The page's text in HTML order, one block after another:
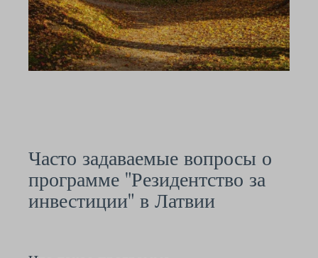
Часто задаваемые вопросы о
программе "Резидентство за
инвестиции" в Латвии